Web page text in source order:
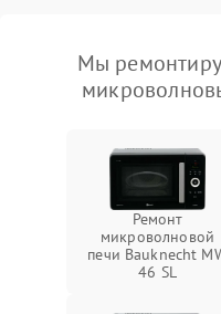
Мы
Ремонт
микроволновой
печи Bauknecht
46 SL